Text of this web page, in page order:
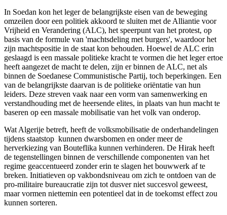
In Soedan kon het leger de belangrijkste eisen van de beweging
omzeilen door een politiek akkoord te sluiten met de Alliantie voor
Vrijheid en Verandering (ALC), het speerpunt van het protest, op
basis van de formule van 'machtsdeling met burgers', waardoor het
zijn machtspositie in de staat kon behouden. Hoewel de ALC erin
geslaagd is een massale politieke kracht te vormen die het leger ertoe
heeft aangezet de macht te delen, zijn er binnen de ALC, net als
binnen de Soedanese Communistische Partij, toch beperkingen. Een
van de belangrijkste daarvan is de politieke oriëntatie van hun
leiders. Deze streven vaak naar een vorm van samenwerking en
verstandhouding met de heersende elites, in plaats van hun macht te
baseren op een massale mobilisatie van het volk van onderop.
Wat Algerije betreft, heeft de volksmobilisatie de onderhandelingen
tijdens staatstop kunnen dwarsbomen en onder meer de
herverkiezing van Bouteflika kunnen verhinderen. De Hirak heeft
de tegenstellingen binnen de verschillende componenten van het
regime geaccentueerd zonder erin te slagen het bouwwerk af te
breken. Initiatieven op vakbondsniveau om zich te ontdoen van de
pro-militaire bureaucratie zijn tot dusver niet succesvol geweest,
maar vormen niettemin een potentieel dat in de toekomst effect zou
kunnen sorteren.